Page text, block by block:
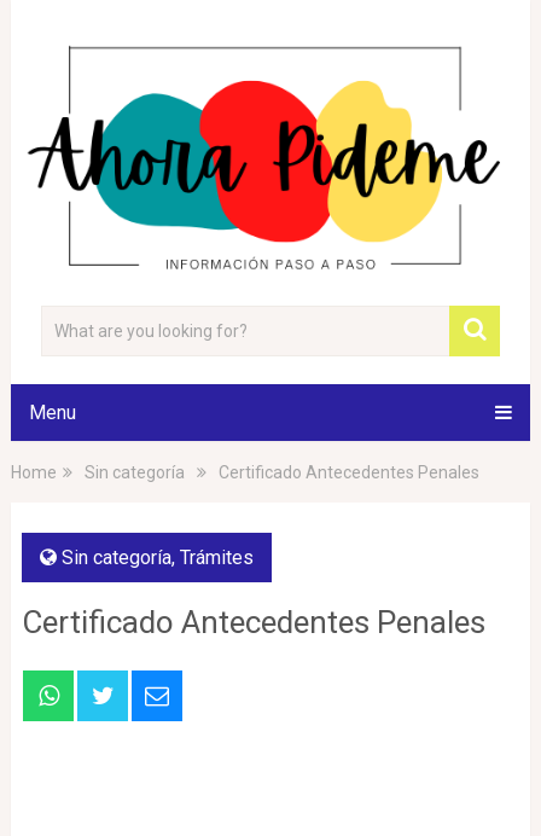
Menu
Home Sin categoría Certificado Antecedentes Penales
Sin categoría, Trámites
Certificado Antecedentes Penales